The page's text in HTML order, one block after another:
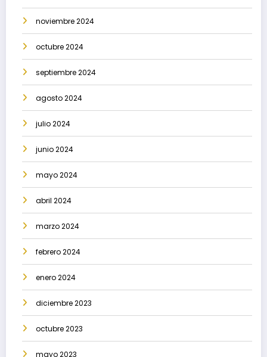
noviembre 2024
octubre 2024
septiembre 2024
agosto 2024
julio 2024
junio 2024
mayo 2024
abril 2024
marzo 2024
febrero 2024
enero 2024
diciembre 2023
octubre 2023
mayo 2023